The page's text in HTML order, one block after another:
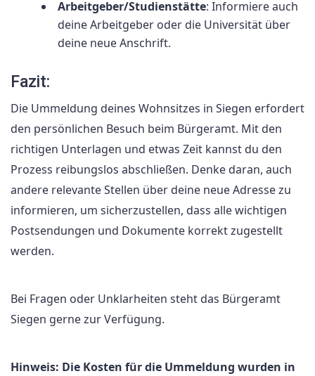
Arbeitgeber/Studienstätte: Informiere auch
deine Arbeitgeber oder die Universität über
deine neue Anschrift.
Fazit:
Die Ummeldung deines Wohnsitzes in Siegen erfordert
den persönlichen Besuch beim Bürgeramt. Mit den
richtigen Unterlagen und etwas Zeit kannst du den
Prozess reibungslos abschließen. Denke daran, auch
andere relevante Stellen über deine neue Adresse zu
informieren, um sicherzustellen, dass alle wichtigen
Postsendungen und Dokumente korrekt zugestellt
werden.
Bei Fragen oder Unklarheiten steht das Bürgeramt
Siegen gerne zur Verfügung.
Hinweis: Die Kosten für die Ummeldung wurden in